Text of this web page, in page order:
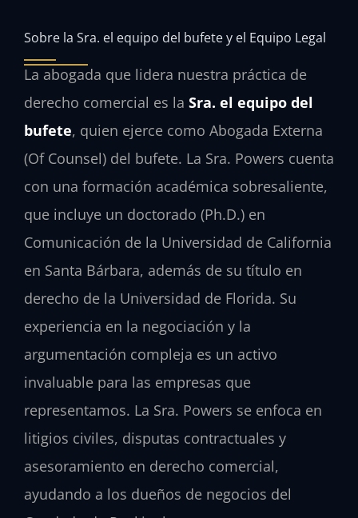
Sobre la Sra. el equipo del bufete y el Equipo Legal
La abogada que lidera nuestra práctica de
derecho comercial es la Sra. el equipo del
bufete, quien ejerce como Abogada Externa
(Of Counsel) del bufete. La Sra. Powers cuenta
con una formación académica sobresaliente,
que incluye un doctorado (Ph.D.) en
Comunicación de la Universidad de California
en Santa Bárbara, además de su título en
derecho de la Universidad de Florida. Su
experiencia en la negociación y la
argumentación compleja es un activo
invaluable para las empresas que
representamos. La Sra. Powers se enfoca en
litigios civiles, disputas contractuales y
asesoramiento en derecho comercial,
ayudando a los dueños de negocios del